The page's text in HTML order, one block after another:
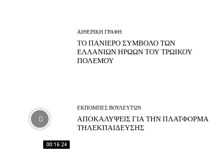
ΑΙΘΕΡΙΚΗ ΓΡΑΦΗ
ΤΟ ΠΑΝΙΕΡΟ ΣΥΜΒΟΛΟ ΤΩΝ
ΕΛΛΑΝΙΩΝ ΗΡΩΩΝ ΤΟΥ ΤΡΩΙΚΟΥ
ΠΟΛΕΜΟΥ
00:16:24
ΕΚΠΟΜΠΕΣ ΒΟΥΛΕΥΤΩΝ
ΑΠΟΚΑΛΥΨΕΙΣ ΓΙΑ ΤΗΝ ΠΛΑΤΦΟΡΜΑ
ΤΗΛΕΚΠΑΙΔΕΥΣΗΣ